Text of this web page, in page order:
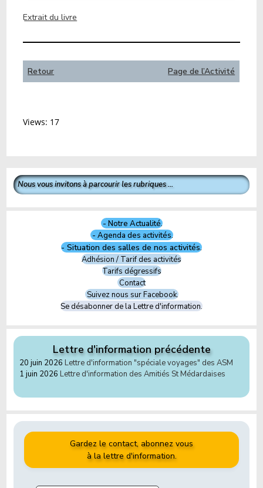
Extrait du livre
Retour Page de l’Activité
Views: 17
Nous vous invitons à parcourir les rubriques ...
- Notre Actualité.
- Agenda des activités.
- Situation des salles de nos activités.
Adhésion / Tarif des activités
Tarifs dégressifs
Contact
Suivez nous sur Facebook.
Se désabonner de la Lettre d'information.
Lettre d'information précédente
20 juin 2026 Lettre d'information "spéciale voyages" des ASM
1 juin 2026 Lettre d'information des Amitiés St Médardaises
Gardez le contact, abonnez vous
à la lettre d'information.